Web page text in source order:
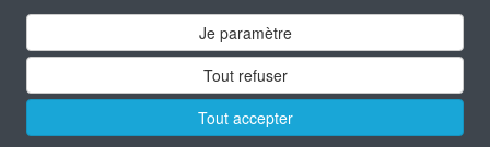
Je paramètre
Tout refuser
Tout accepter